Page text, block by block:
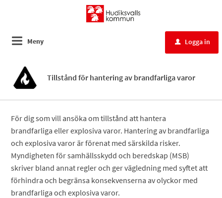
Meny u Logga in
Tillstånd för hantering av brandfarliga varor
För dig som vill ansöka om tillstånd att hantera
brandfarliga eller explosiva varor. Hantering av brandfarliga
och explosiva varor är förenat med särskilda risker.
Myndigheten för samhällsskydd och beredskap (MSB)
skriver bland annat regler och ger vägledning med syftet att
förhindra och begränsa konsekvenserna av olyckor med
brandfarliga och explosiva varor.